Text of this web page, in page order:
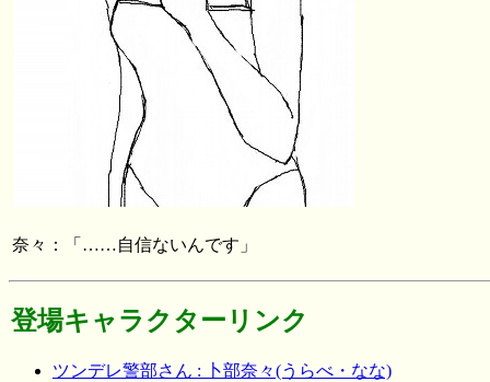
奈々：「……自信ないんです」
登場キャラクターリンク
ツンデレ警部さん : 卜部奈々(うらべ・なな)